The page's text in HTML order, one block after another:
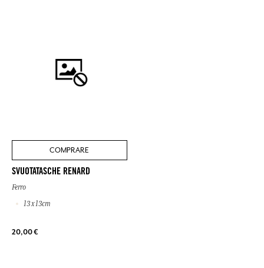
COMPRARE
SVUOTATASCHE RENARD
Ferro
13 x 13cm
20,00 €